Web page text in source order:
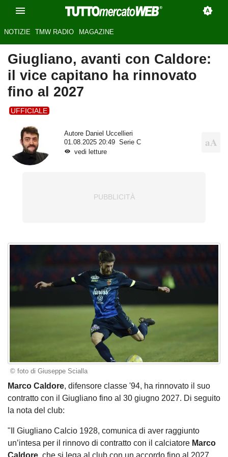
NOTIZIE TMW RADIO MAGAZINE
Giugliano, avanti con Caldore:
il vice capitano ha rinnovato
fino al 2027
UFFICIALE
Autore Daniel Uccellieri
01.08.2025 20:49
Serie C
vedi letture
© foto di Giuseppe Scialla
Marco Caldore, difensore classe '94, ha rinnovato il suo
contratto con il Giugliano fino al 30 giugno 2027. Di seguito
la nota del club:
"Il Giugliano Calcio 1928, comunica di aver raggiunto
un’intesa per il rinnovo di contratto con il calciatore Marco
Caldore, che si lega al club con un accordo fino al 2027.